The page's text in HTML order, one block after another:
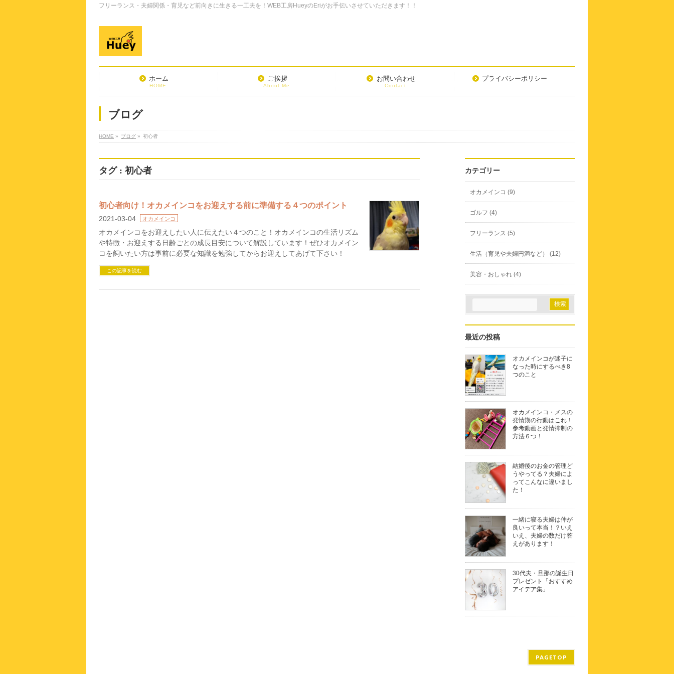
フリーランス・夫婦関係・育児など前向きに生きる一工夫を！WEB工房HueyのEriがお手伝いさせていただきます！！
ホーム
HOME
ご挨拶
About Me
お問い合わせ
Contact
プライバシーポリシー
ブログ
HOME » ブログ » 初心者
タグ : 初心者
初心者向け！オカメインコをお迎えする前に準備する４つのポイント
2021-03-04 オカメインコ
オカメインコをお迎えしたい人に伝えたい４つのこと！オカメインコの生活リズム
や特徴・お迎えする日齢ごとの成長目安について解説しています！ぜひオカメイン
コを飼いたい方は事前に必要な知識を勉強してからお迎えしてあげて下さい！
この記事を読む
カテゴリー
オカメインコ (9)
ゴルフ (4)
フリーランス (5)
生活（育児や夫婦円満など） (12)
美容・おしゃれ (4)
最近の投稿
オカメインコが迷子に
なった時にするべき8
つのこと
オカメインコ・メスの
発情期の行動はこれ！
参考動画と発情抑制の
方法６つ！
結婚後のお金の管理ど
うやってる？夫婦によ
ってこんなに違いまし
た！
一緒に寝る夫婦は仲が
良いって本当！？いえ
いえ、夫婦の数だけ答
えがあります！
30代夫・旦那の誕生日
プレゼント「おすすめ
アイデア集」
PAGETOP